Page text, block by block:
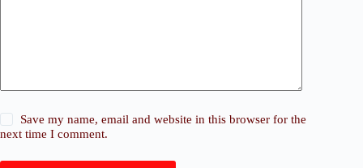
Save my name, email and website in this browser for the
next time I comment.